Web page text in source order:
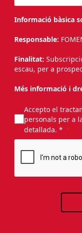
Informació bàsica
Responsable:
Finalitat:
escau, per a
Més informació i
Accepto el
personals per a
detallada. *